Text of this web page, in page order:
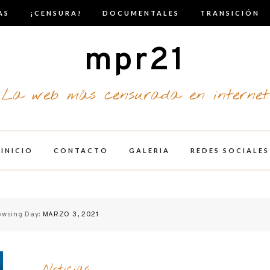
¡CENSURA! DOCUMENTALES TRANSICIÓN
mpr21
La web más censurada en internet
INICIO CONTACTO GALERIA REDES SOCIALES
Day: MARZO 3, 2021